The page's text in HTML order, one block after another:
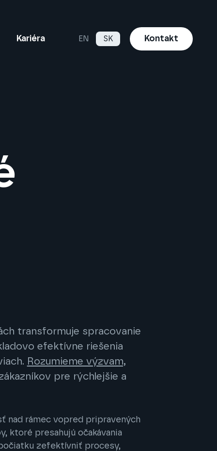
Kariéra EN SK Kontakt
transformuje spracovanie
efektívne riešenia
Rozumieme výzvam,
pre rýchlejšie a
nad rámec vopred pripravených
ktoré presahujú očakávania
zefektívniť procesy,